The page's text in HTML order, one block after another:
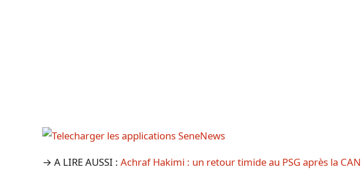
→ A LIRE AUSSI : Achraf Hakimi : un retour timide au PSG après la CAN